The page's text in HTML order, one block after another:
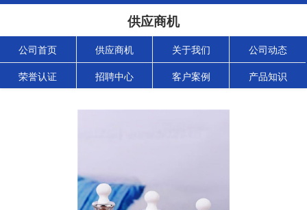
供应商机
公司首页 供应商机 关于我们 公司动态
荣誉认证 招聘中心 客户案例 产品知识